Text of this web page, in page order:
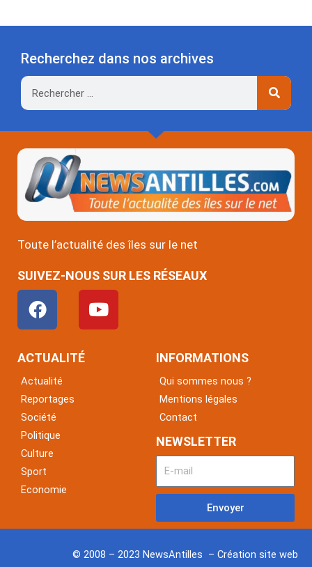
Recherchez dans nos archives
Rechercher
Toute l’actualité des îles sur le net
SUIVEZ-NOUS SUR LES RÉSEAUX
F
a
c
e
o
o
k
Y
o
u
ACTUALITÉ
Actualité
Reportages
Société
Politique
Culture
Sport
Economie
INFORMATIONS
Qui sommes nous ?
Mentions légales
Contact
NEWSLETTER
Envoyer
© 2008 – 2023 NewsAntilles – Création site web